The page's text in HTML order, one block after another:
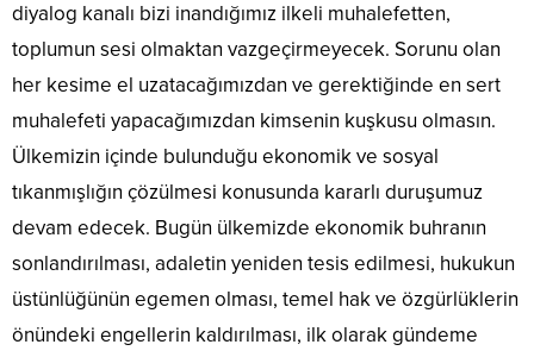
diyalog kanalı bizi inandığımız ilkeli muhalefetten,
toplumun sesi olmaktan vazgeçirmeyecek. Sorunu olan
her kesime el uzatacağımızdan ve gerektiğinde en sert
muhalefeti yapacağımızdan kimsenin kuşkusu olmasın.
Ülkemizin içinde bulunduğu ekonomik ve sosyal
tıkanmışlığın çözülmesi konusunda kararlı duruşumuz
devam edecek. Bugün ülkemizde ekonomik buhranın
sonlandırılması, adaletin yeniden tesis edilmesi, hukukun
üstünlüğünün egemen olması, temel hak ve özgürlüklerin
önündeki engellerin kaldırılması, ilk olarak gündeme